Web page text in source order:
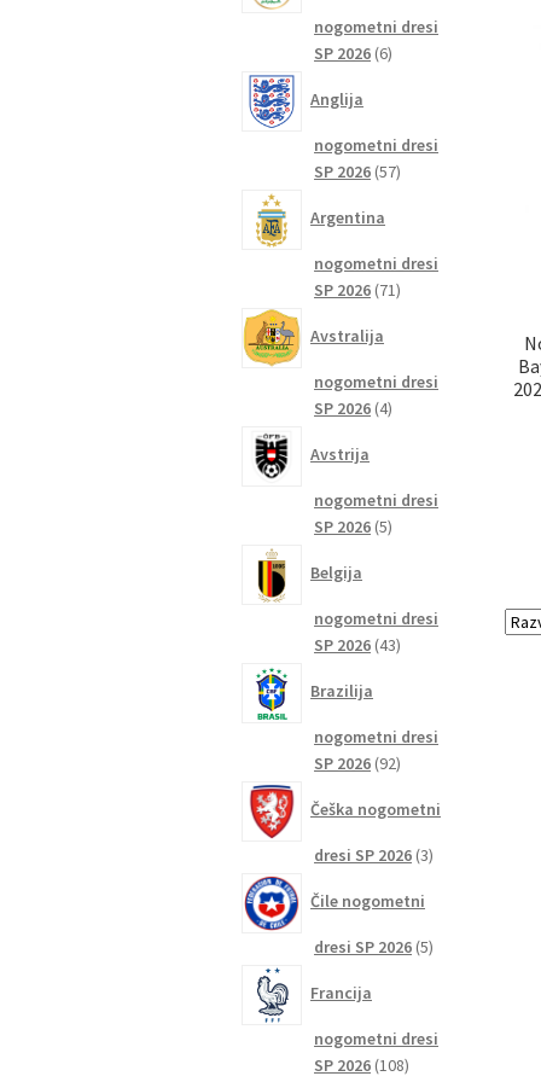
nogometni dresi
SP 2026 66
Anglija
nogometni dresi
SP 2026 5757
Argentina
nogometni dresi
SP 2026 7171
Avstralija
nogometni dresi
SP 2026 44
Avstrija
nogometni dresi
SP 2026 55
Belgija
nogometni dresi
SP 2026 4343
Brazilija
nogometni dresi
SP 2026 9292
Češka nogometni
dresi SP 2026 33
Čile nogometni
dresi SP 2026 55
Francija
nogometni dresi
SP 2026 108108